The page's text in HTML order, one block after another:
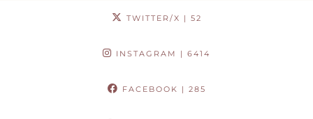
TWITTER/X | 52
INSTAGRAM | 6414
FACEBOOK | 285